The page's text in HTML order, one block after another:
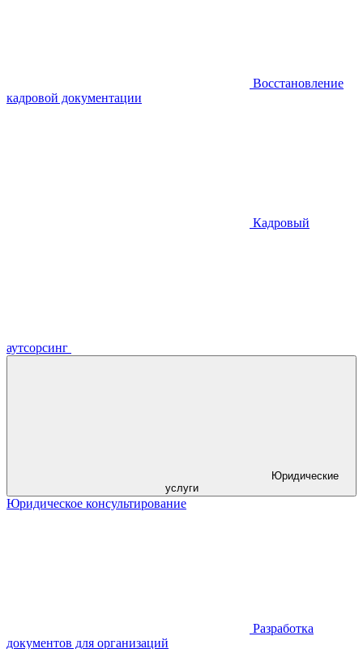
Восстановление
кадровой документации
Кадровый
аутсорсинг
услуги
Юридическое консультирование
Разработка
документов для организаций